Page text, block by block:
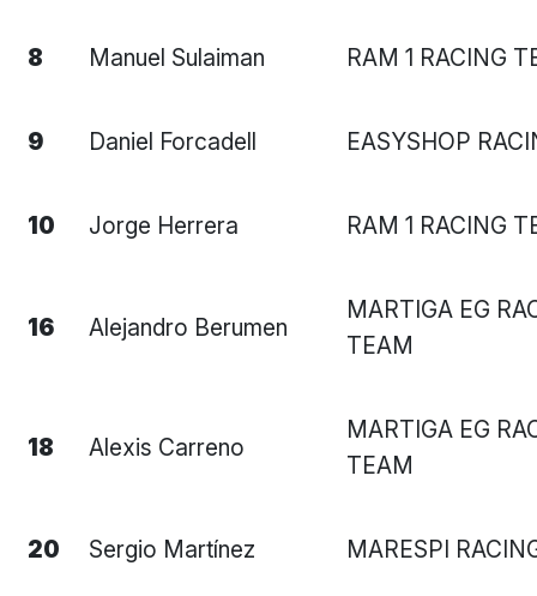
8 Manuel Sulaiman RAM 1 RACING
9 Daniel Forcadell EASYSHOP
10 Jorge Herrera RAM 1 RACING
16 Alejandro Berumen
MARTIGA EG
TEAM
18 Alexis Carreno
MARTIGA EG
TEAM
20 Sergio Martínez MARESPI